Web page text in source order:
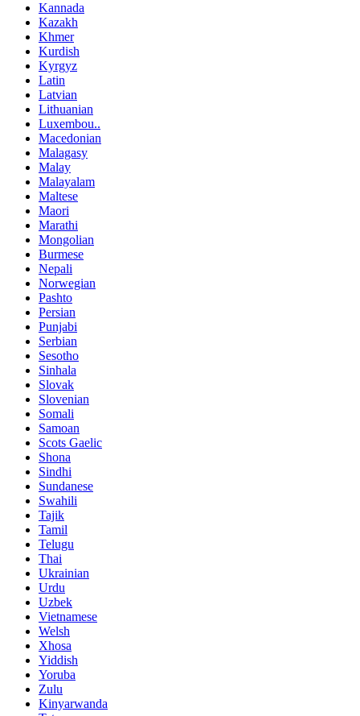
Kannada
Kazakh
Khmer
Kurdish
Kyrgyz
Latin
Latvian
Lithuanian
Luxembou..
Macedonian
Malagasy
Malay
Malayalam
Maltese
Maori
Marathi
Mongolian
Burmese
Nepali
Norwegian
Pashto
Persian
Punjabi
Serbian
Sesotho
Sinhala
Slovak
Slovenian
Somali
Samoan
Scots Gaelic
Shona
Sindhi
Sundanese
Swahili
Tajik
Tamil
Telugu
Thai
Ukrainian
Urdu
Uzbek
Vietnamese
Welsh
Xhosa
Yiddish
Yoruba
Zulu
Kinyarwanda